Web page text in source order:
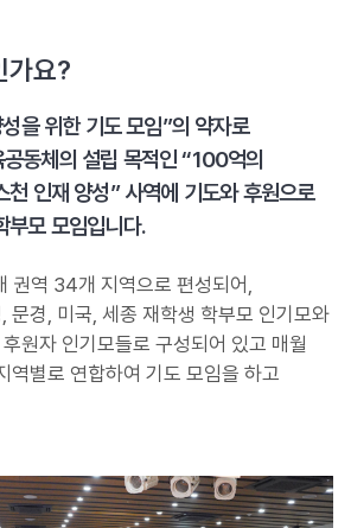
가요?
을 위한 기도 모임”의 약자로
동체의 설립 목적인 “100억의
천 인재 양성” 사역에 기도와 후원으로
부모 모임입니다.
권역 34개 지역으로 편성되어,
문경, 미국, 세종 재학생 학부모 인기모와
원자 인기모들로 구성되어 있고 매월
역별로 연합하여 기도 모임을 하고